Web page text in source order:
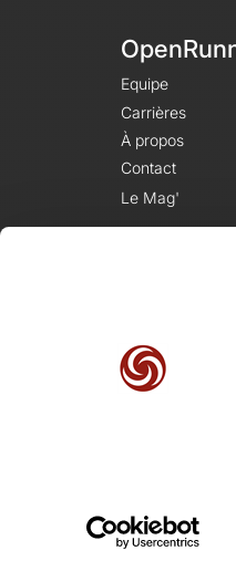
Equipe
Carrières
À propos
Contact
Le Mag'